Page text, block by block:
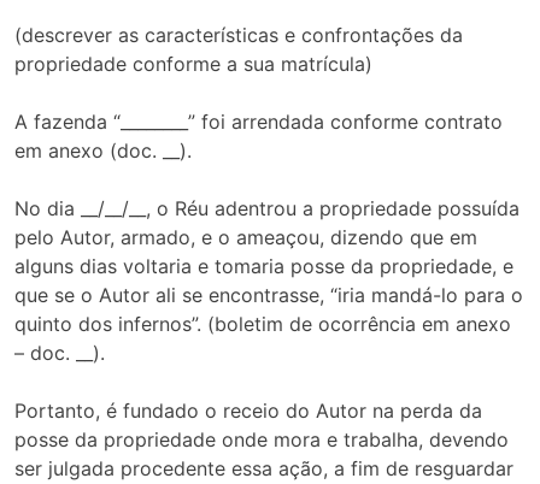
(descrever as características e confrontações da
propriedade conforme a sua matrícula)
A fazenda “________” foi arrendada conforme contrato
em anexo (doc. __).
No dia __/__/__, o Réu adentrou a propriedade possuída
pelo Autor, armado, e o ameaçou, dizendo que em
alguns dias voltaria e tomaria posse da propriedade, e
que se o Autor ali se encontrasse, “iria mandá-lo para o
quinto dos infernos”. (boletim de ocorrência em anexo
– doc. __).
Portanto, é fundado o receio do Autor na perda da
posse da propriedade onde mora e trabalha, devendo
ser julgada procedente essa ação, a fim de resguardar